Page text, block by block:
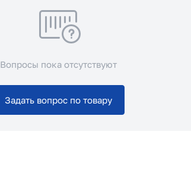
Вопросы пока отсутствуют
Задать вопрос по товару